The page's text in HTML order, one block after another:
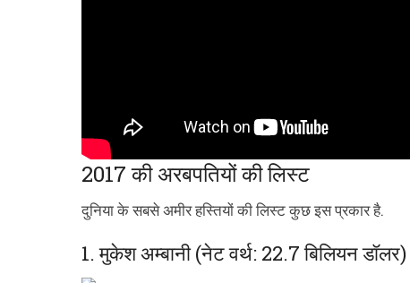
2017 की अरबपतियों की लिस्ट
दुनिया के सबसे अमीर हस्तियों की लिस्ट कुछ इस प्रकार है.
1. मुकेश अम्बानी (नेट वर्थ: 22.7 बिलियन डॉलर)